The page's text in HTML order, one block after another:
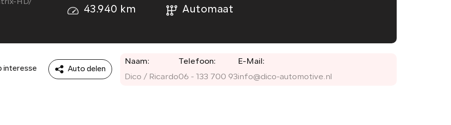
HD/
43.940 km Automaat
interesse Auto delen
Naam:
Dico / Ricardo
Telefoon:
06 - 133 700 93
E-Mail:
info@dico-automotive.nl